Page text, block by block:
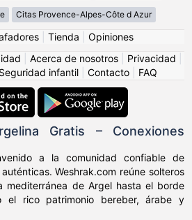
Citas Provence-Alpes-Côte d Azur
Tienda
Opiniones
Acerca de nosotros Privacidad
Seguridad infantil Contacto FAQ
Gratis – Conexiones
a la comunidad confiable de
Weshrak.com reúne solteros
mediterránea de Argel hasta el borde
el rico patrimonio bereber, árabe y